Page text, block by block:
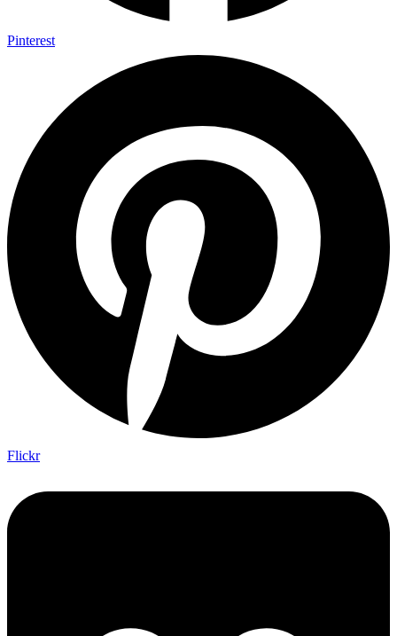
Pinterest
Flickr